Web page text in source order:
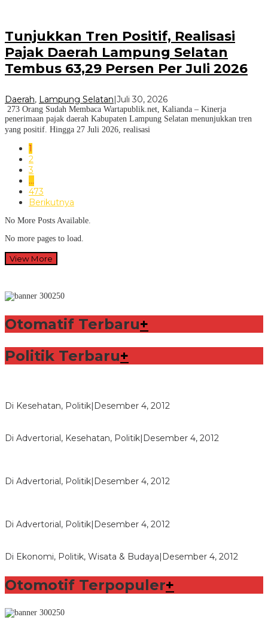
Tunjukkan Tren Positif, Realisasi
Pajak Daerah Lampung Selatan
Tembus 63,29 Persen Per Juli 2026
Daerah, Lampung Selatan Juli 30, 2026
273 Orang Sudah Membaca Wartapublik.net, Kalianda – Kinerja
penerimaan pajak daerah Kabupaten Lampung Selatan menunjukkan tren
yang positif. Hingga 27 Juli 2026, realisasi
1
2
3
…
473
Berikutnya
No More Posts Available.
No more pages to load.
View More
Otomatif Terbaru+
Politik Terbaru+
Di Kesehatan, Politik Desember 4, 2012
Di Advertorial, Kesehatan, Politik Desember 4, 2012
Di Advertorial, Politik Desember 4, 2012
Di Advertorial, Politik Desember 4, 2012
Di Ekonomi, Politik, Wisata & Budaya Desember 4, 2012
Otomotif Terpopuler+